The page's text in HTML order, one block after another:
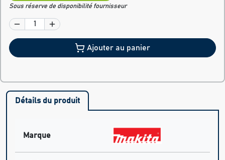
Sous réserve de disponibilité fournisseur
Ajouter au panier
Détails du produit
Marque